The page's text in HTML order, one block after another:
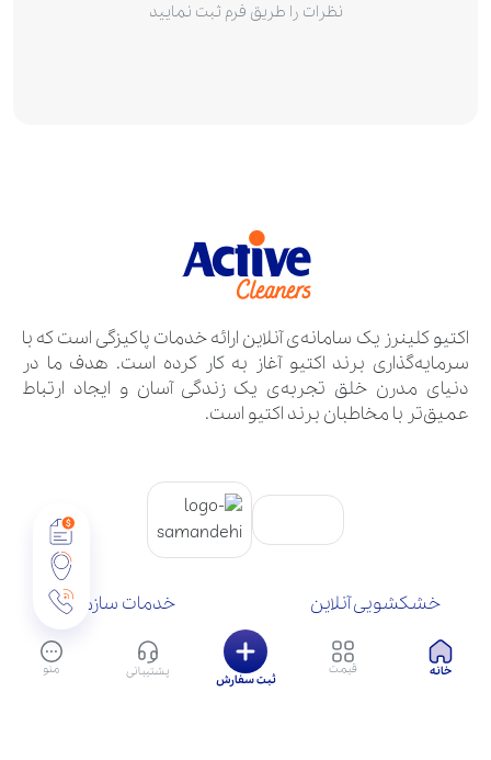
خانه قیمت
ثبت سفارش
پشتیبانی منو
نظرات را طریق فرم ثبت نمایید
اکتیو کلینرز یک سامانه‌ی آنلاین ارائه خدمات پاکیزگی است که با
سرمایه‌گذاری برند اکتیو آغاز به کار کرده است. هدف ما در
دنیای مدرن خلق تجربه‌ی یک زندگی آسان و ایجاد ارتباط
عمیق‌تر با مخاطبان برند اکتیو است.
خشکشویی آنلاین
درباره ما
خدمات سازمانی
شرایط و قوانین
بلاگ